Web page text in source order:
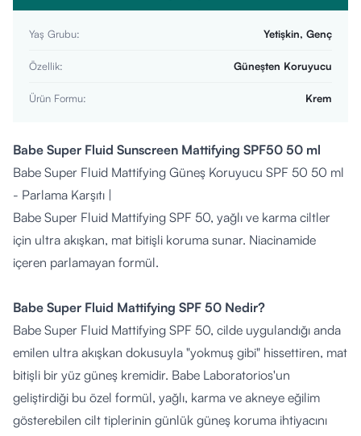
Yaş Grubu: Yetişkin, Genç
Özellik: Güneşten Koruyucu
Ürün Formu: Krem
Babe Super Fluid Sunscreen Mattifying SPF50 50 ml
Babe Super Fluid Mattifying Güneş Koruyucu SPF 50 50 ml
- Parlama Karşıtı |
Babe Super Fluid Mattifying SPF 50, yağlı ve karma ciltler
için ultra akışkan, mat bitişli koruma sunar. Niacinamide
içeren parlamayan formül.
Babe Super Fluid Mattifying SPF 50 Nedir?
Babe Super Fluid Mattifying SPF 50, cilde uygulandığı anda
emilen ultra akışkan dokusuyla "yokmuş gibi" hissettiren, mat
bitişli bir yüz güneş kremidir. Babe Laboratorios'un
geliştirdiği bu özel formül, yağlı, karma ve akneye eğilim
gösterebilen cilt tiplerinin günlük güneş koruma ihtiyacını